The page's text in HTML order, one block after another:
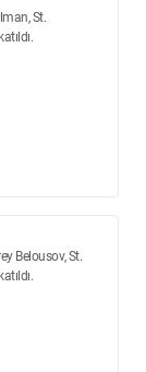
St.
Belousov, St.